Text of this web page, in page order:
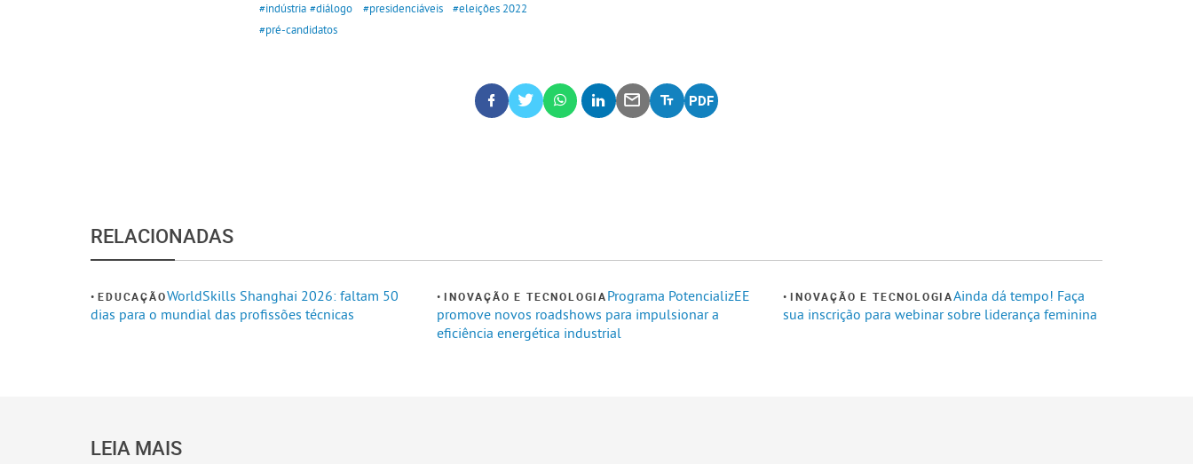
#indústria #diálogo #presidenciáveis
#eleições 2022
#pré-candidatos
RELACIONADAS
EDUCAÇÃOWorldSkills Shanghai 2026: faltam 50
dias para o mundial das profissões técnicas
INOVAÇÃO E TECNOLOGIAPrograma PotencializEE
promove novos roadshows para impulsionar a
eficiência energética industrial
INOVAÇÃO E TECNOLOGIAAinda dá tempo! Faça
sua inscrição para webinar sobre liderança feminina
LEIA MAIS